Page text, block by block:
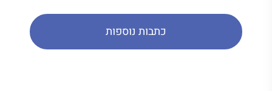
כתבות נוספות